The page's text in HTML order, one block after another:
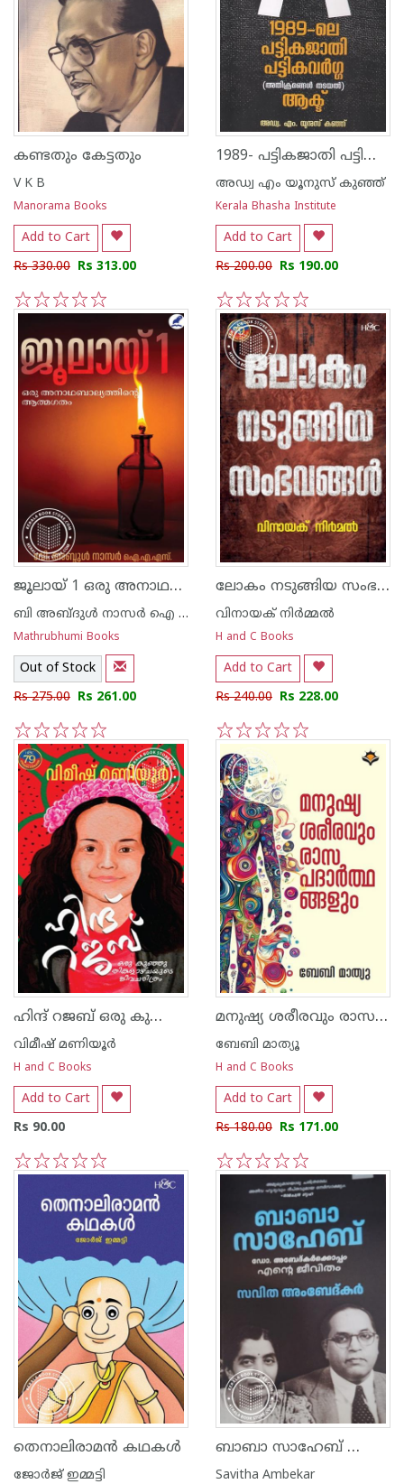
കണ്ടതും കേട്ടതും
V K B
Manorama Books
Add to Cart
Rs 330.00 Rs 313.00
5
4
3
2
1
1989- പട്ടികജാതി പട്ടികവർഗ്ഗ -അതിക്രമങ്ങൾ തടയൽ- ആക്ട്
അഡ്വ എം യൂനുസ് കുഞ്ഞ്
Kerala Bhasha Institute
Add to Cart
Rs 200.00 Rs 190.00
5
4
3
2
1
ജൂലായ് 1 ഒരു അനാഥബാല്യത്തിന്റെ ആത്മഗതം
ബി അബ്ദുള്‍ നാസര്‍ ഐ എ എസ്
Mathrubhumi Books
Out of Stock
Rs 275.00 Rs 261.00
5
4
3
2
1
ലോകം നടുങ്ങിയ സംഭവങ്ങൾ
വിനായക് നിര്‍മ്മല്‍
H and C Books
Add to Cart
Rs 240.00 Rs 228.00
5
4
3
2
1
ഹിന്ദ് റജബ് ഒരു കുഞ്ഞുതിങ്കളാഴ്ചയുടെ ജീവചരിത്രം
വിമീഷ് മണിയൂര്‍
H and C Books
Add to Cart
Rs 90.00
5
4
3
2
1
മനുഷ്യ ശരീരവും രാസ പദാർത്ഥങ്ങളും
ബേബി മാത്യൂ
H and C Books
Add to Cart
Rs 180.00 Rs 171.00
5
4
3
2
1
തെനാലിരാമൻ കഥകൾ
ജോര്‍ജ് ഇമ്മട്ടി
ബാബാ സാഹേബ് ഡോ. അബേദ്കർക്കൊപ്പം എൻ്റെ ജീവിതം
Savitha Ambekar